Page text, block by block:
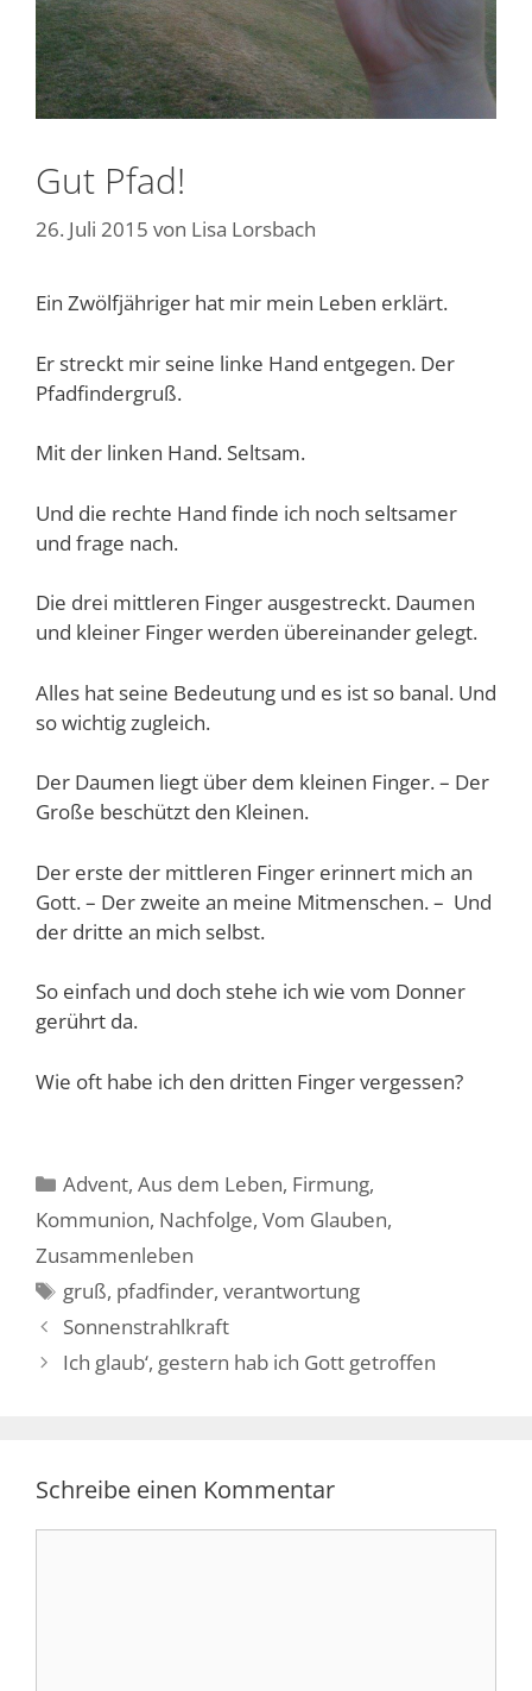
Gut Pfad!
26. Juli 2015 von Lisa Lorsbach
Ein Zwölfjähriger hat mir mein Leben erklärt.
Er streckt mir seine linke Hand entgegen. Der
Pfadfindergruß.
Mit der linken Hand. Seltsam.
Und die rechte Hand finde ich noch seltsamer
und frage nach.
Die drei mittleren Finger ausgestreckt. Daumen
und kleiner Finger werden übereinander gelegt.
Alles hat seine Bedeutung und es ist so banal. Und
so wichtig zugleich.
Der Daumen liegt über dem kleinen Finger. – Der
Große beschützt den Kleinen.
Der erste der mittleren Finger erinnert mich an
Gott. – Der zweite an meine Mitmenschen. – Und
der dritte an mich selbst.
So einfach und doch stehe ich wie vom Donner
gerührt da.
Wie oft habe ich den dritten Finger vergessen?
Kategorien
Advent,Aus dem Leben, Firmung,
Kommunion, Nachfolge, Vom Glauben,
Zusammenleben
Schlagwörter
gruß, pfadfinder,verantwortung
Sonnenstrahlkraft
Ich glaub‘, gestern hab ich Gott getroffen
Schreibe einen Kommentar